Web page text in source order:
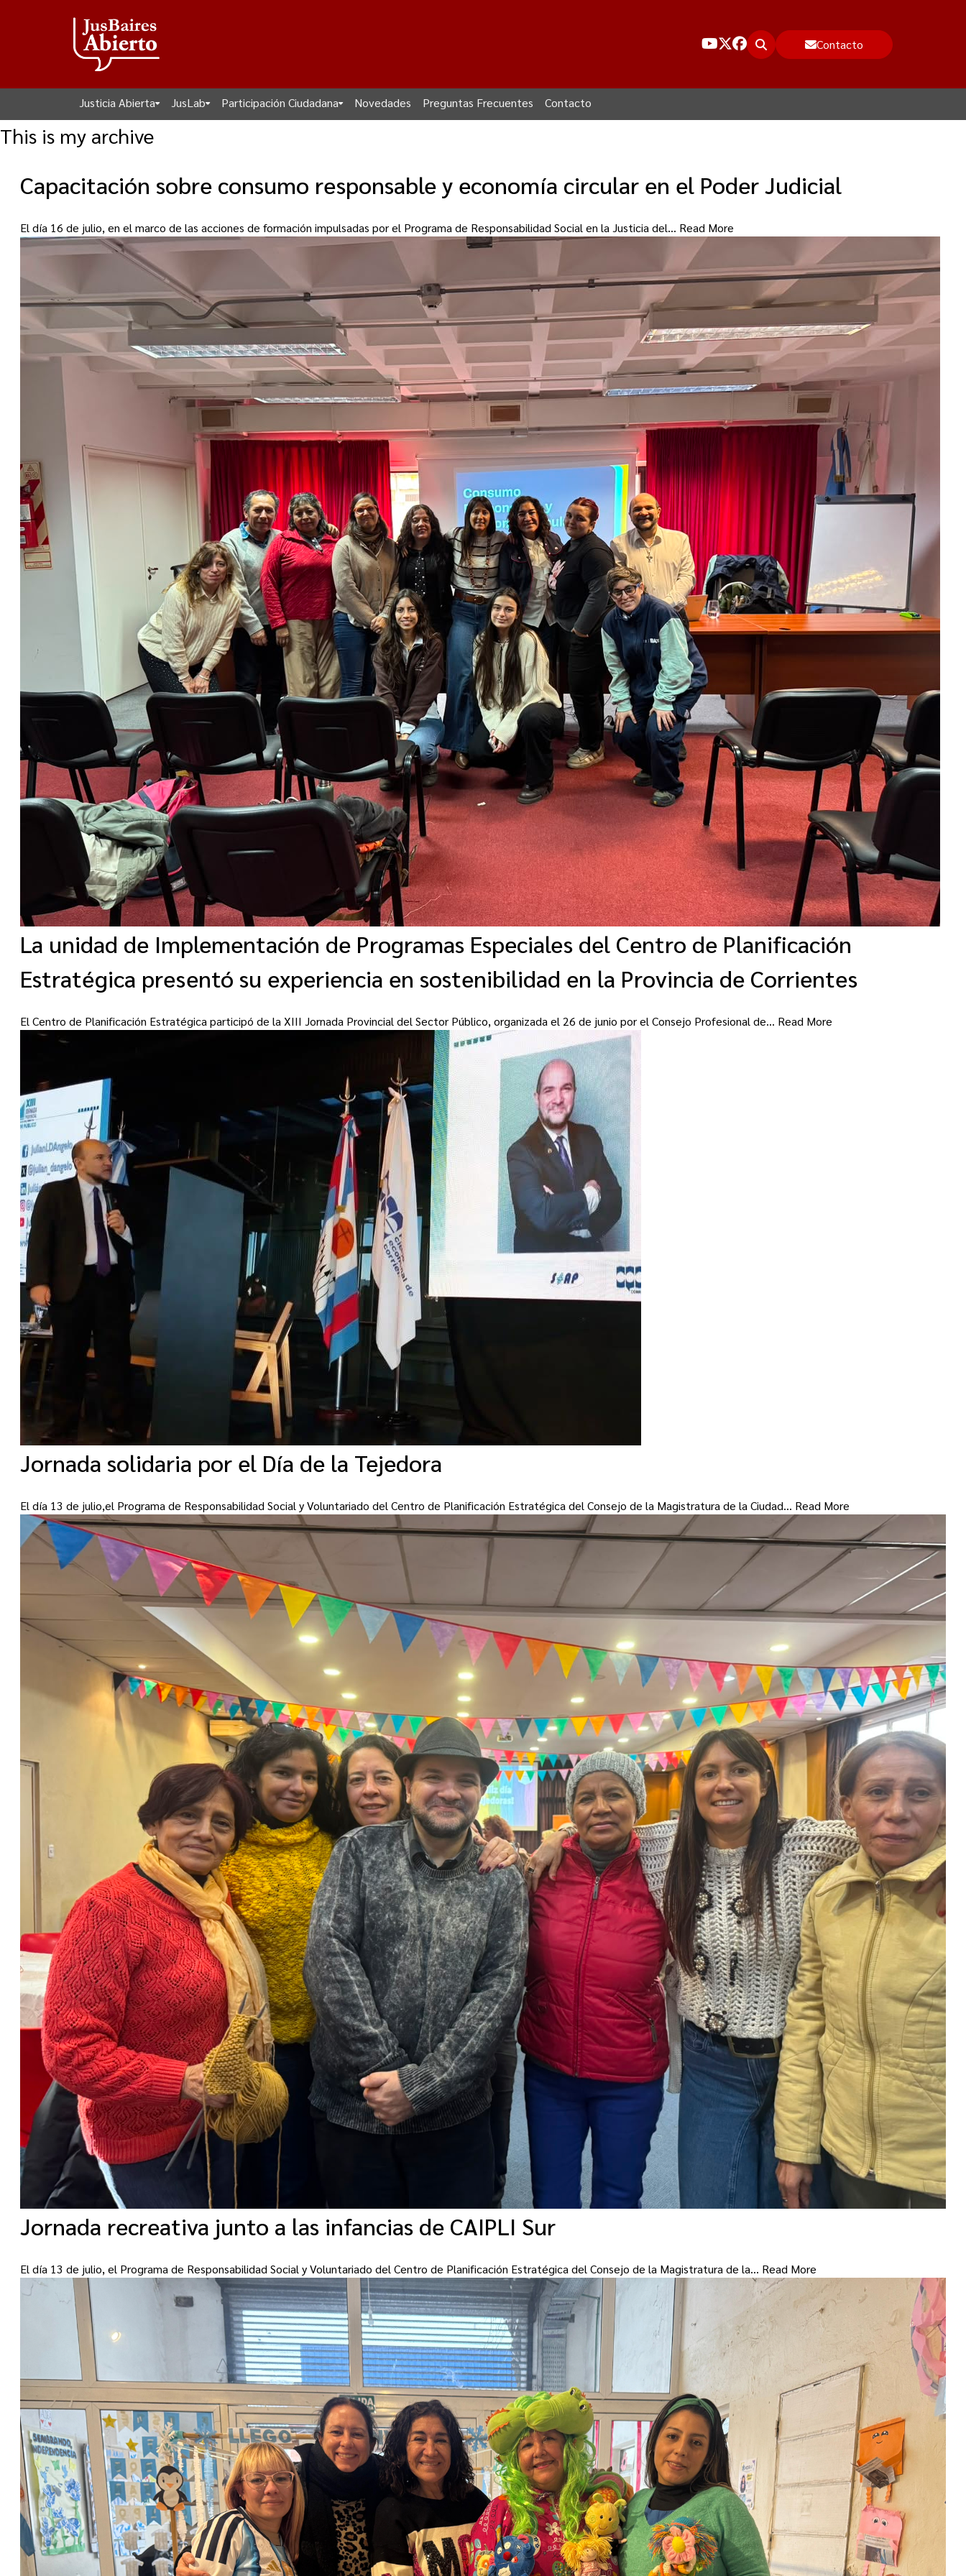
Contacto
Justicia Abierta JusLab Participación Ciudadana Novedades Preguntas Frecuentes Contacto
This is my archive
Capacitación sobre consumo responsable y economía circular en el Poder Judicial
El día 16 de julio, en el marco de las acciones de formación impulsadas por el Programa de Responsabilidad Social en la Justicia del… Read More
La unidad de Implementación de Programas Especiales del Centro de Planificación
Estratégica presentó su experiencia en sostenibilidad en la Provincia de Corrientes
El Centro de Planificación Estratégica participó de la XIII Jornada Provincial del Sector Público, organizada el 26 de junio por el Consejo Profesional de… Read More
Jornada solidaria por el Día de la Tejedora
El día 13 de julio,el Programa de Responsabilidad Social y Voluntariado del Centro de Planificación Estratégica del Consejo de la Magistratura de la Ciudad… Read More
Jornada recreativa junto a las infancias de CAIPLI Sur
El día 13 de julio, el Programa de Responsabilidad Social y Voluntariado del Centro de Planificación Estratégica del Consejo de la Magistratura de la… Read More